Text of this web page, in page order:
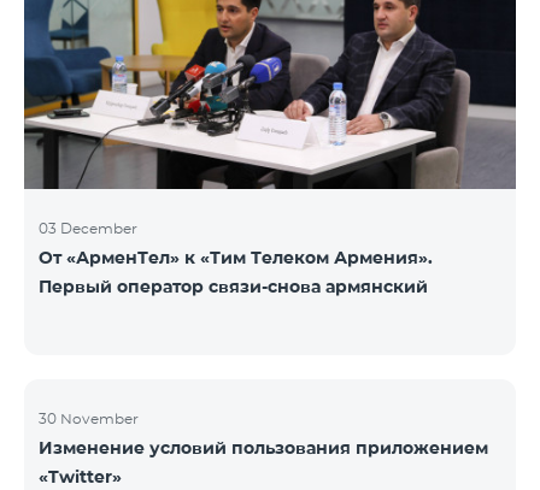
03 December
От «АрменТел» к «Тим Телеком Армения».
Первый оператор связи-снова армянский
30 November
Изменение условий пользования приложением
«Twitter»